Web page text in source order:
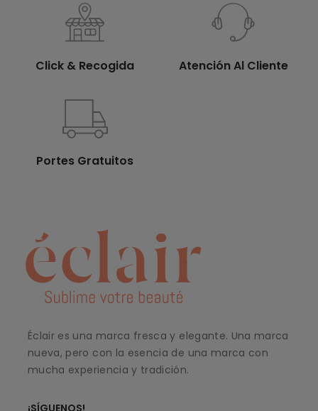
Click & Recogida Atención Al Cliente
Portes Gratuitos
Éclair es una marca fresca y elegante. Una marca
nueva, pero con la esencia de una marca con
mucha experiencia y tradición.
¡SÍGUENOS!